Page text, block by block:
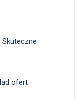
Skuteczne
ofert